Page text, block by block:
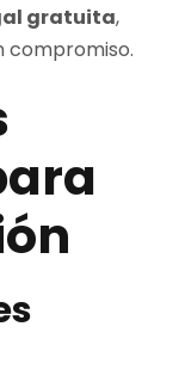
gratuita,
compromiso.